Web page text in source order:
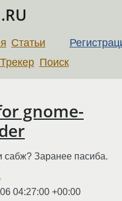
Статьи
Трекер Поиск
gnome-
сабж? Заранее пасиба.
04:27:00 +00:00